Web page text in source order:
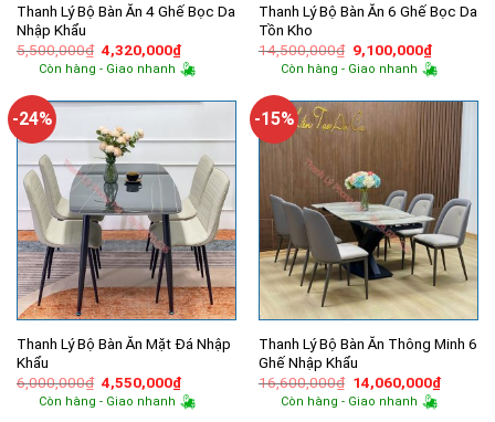
Thanh Lý Bộ Bàn Ăn 4 Ghế Bọc Da
Nhập Khẩu
5,500,000₫ Giá
gốc
là:
4,320,000₫Giá
hiện
tại
4,320,000₫.
Còn hàng - Giao nhanh
Thanh Lý Bộ Bàn Ăn 6 Ghế Bọc Da
Tồn Kho
14,500,000₫ Giá
gốc
là:
9,100,000₫Giá
hiện
tại
Còn hàng - Giao nhanh
-24%
Thanh Lý Bộ Bàn Ăn Mặt Đá Nhập
Khẩu
6,000,000₫ Giá
gốc
là:
4,550,000₫Giá
hiện
tại
Còn hàng - Giao nhanh
-15%
Thanh Lý Bộ Bàn Ăn Thông Minh 6
Ghế Nhập Khẩu
16,600,000₫ Giá
gốc
là:
14,060,000₫Giá
hiện
Còn hàng - Giao nhanh